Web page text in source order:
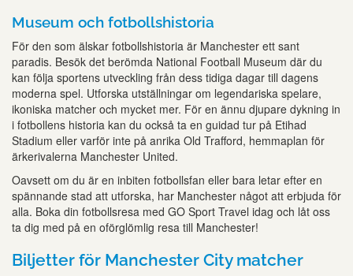
Museum och fotbollshistoria
För den som älskar fotbollshistoria är Manchester ett sant
paradis. Besök det berömda National Football Museum där du
kan följa sportens utveckling från dess tidiga dagar till dagens
moderna spel. Utforska utställningar om legendariska spelare,
ikoniska matcher och mycket mer. För en ännu djupare dykning in
i fotbollens historia kan du också ta en guidad tur på Etihad
Stadium eller varför inte på anrika Old Trafford, hemmaplan för
ärkerivalerna Manchester United.
Oavsett om du är en inbiten fotbollsfan eller bara letar efter en
spännande stad att utforska, har Manchester något att erbjuda för
alla. Boka din fotbollsresa med GO Sport Travel idag och låt oss
ta dig med på en oförglömlig resa till Manchester!
Biljetter för Manchester City matcher